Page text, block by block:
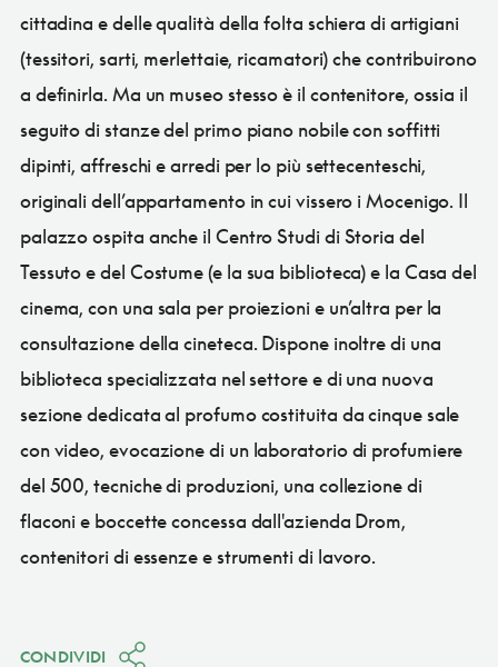
cittadina e delle qualità della folta schiera di artigiani
(tessitori, sarti, merlettaie, ricamatori) che contribuirono
a definirla. Ma un museo stesso è il contenitore, ossia il
seguito di stanze del primo piano nobile con soffitti
dipinti, affreschi e arredi per lo più settecenteschi,
originali dell’appartamento in cui vissero i Mocenigo. Il
palazzo ospita anche il Centro Studi di Storia del
Tessuto e del Costume (e la sua biblioteca) e la Casa del
cinema, con una sala per proiezioni e un’altra per la
consultazione della cineteca. Dispone inoltre di una
biblioteca specializzata nel settore e di una nuova
sezione dedicata al profumo costituita da cinque sale
con video, evocazione di un laboratorio di profumiere
del 500, tecniche di produzioni, una collezione di
flaconi e boccette concessa dall'azienda Drom,
contenitori di essenze e strumenti di lavoro.
CONDIVIDI